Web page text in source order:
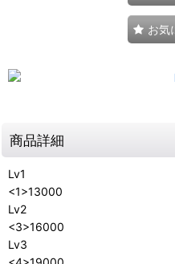
お気
商品詳細
Lv1
<1>13000
Lv2
<3>16000
Lv3